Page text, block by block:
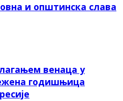
и општинска слава
венаца у
годишњица